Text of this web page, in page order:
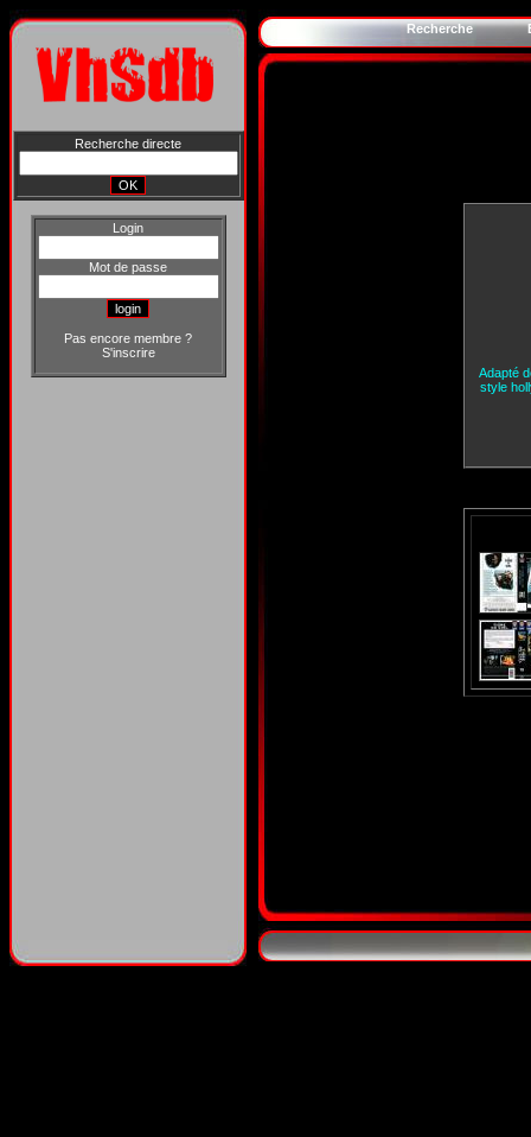
Recherche directe
Login
Mot de passe
Pas encore membre ?
S'inscrire
Recherche
Adapté
style